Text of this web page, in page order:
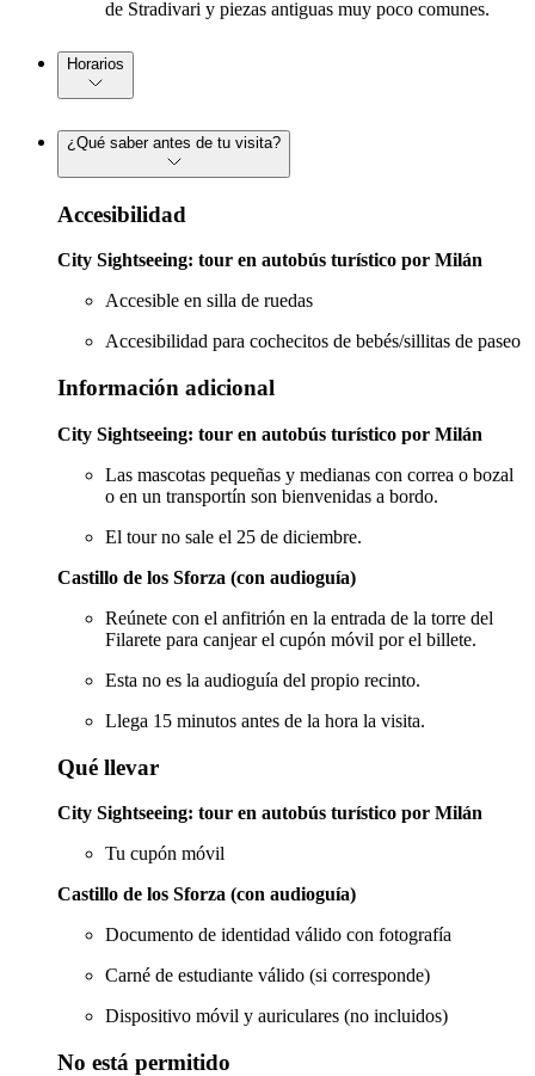
de Stradivari y piezas antiguas muy poco comunes.
Horarios
¿Qué saber antes de tu visita?
Accesibilidad
City Sightseeing: tour en autobús turístico por Milán
Accesible en silla de ruedas
Accesibilidad para cochecitos de bebés/sillitas de paseo
Información adicional
City Sightseeing: tour en autobús turístico por Milán
Las mascotas pequeñas y medianas con correa o bozal
o en un transportín son bienvenidas a bordo.
El tour no sale el 25 de diciembre.
Castillo de los Sforza (con audioguía)
Reúnete con el anfitrión en la entrada de la torre del
Filarete para canjear el cupón móvil por el billete.
Esta no es la audioguía del propio recinto.
Llega 15 minutos antes de la hora la visita.
Qué llevar
City Sightseeing: tour en autobús turístico por Milán
Tu cupón móvil
Castillo de los Sforza (con audioguía)
Documento de identidad válido con fotografía
Carné de estudiante válido (si corresponde)
Dispositivo móvil y auriculares (no incluidos)
No está permitido